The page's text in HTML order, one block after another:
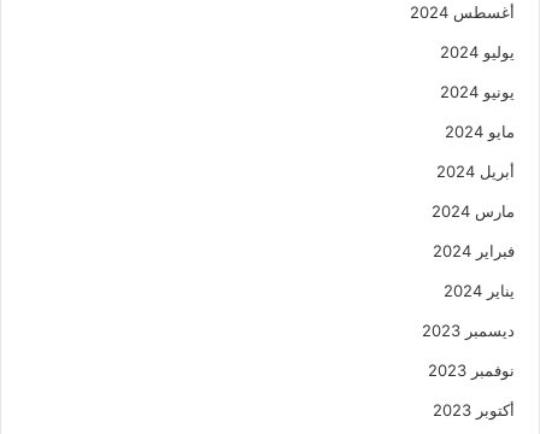
أغسطس 2024
يوليو 2024
يونيو 2024
مايو 2024
أبريل 2024
مارس 2024
فبراير 2024
يناير 2024
ديسمبر 2023
نوفمبر 2023
أكتوبر 2023